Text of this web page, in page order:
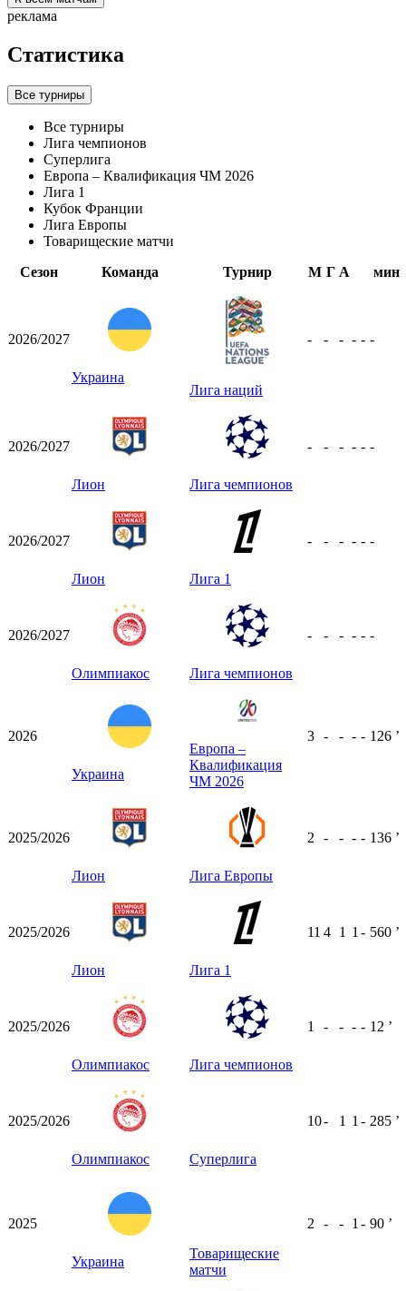
реклама
Статистика
Все турниры
Все турниры
Лига чемпионов
Суперлига
Европа – Квалификация ЧМ 2026
Лига 1
Кубок Франции
Лига Европы
Товарищеские матчи
Сезон
Команда Турнир М Г А мин
2026/2027
Украина
Лига наций
- - - - - -
2026/2027
Лион Лига чемпионов
- - - - - -
2026/2027
Лион Лига 1
- - - - - -
2026/2027
Олимпиакос Лига чемпионов
- - - - - -
2026
Украина
Европа –
Квалификация
ЧМ 2026
3 - - - - 126 ʼ
2025/2026
Лион Лига Европы
2 - - - - 136 ʼ
2025/2026
Лион Лига 1
11 4 1 1 - 560 ʼ
2025/2026
Олимпиакос Лига чемпионов
1 - - - - 12 ʼ
2025/2026
Олимпиакос Суперлига
10- 1 1 - 285 ʼ
2025
Украина
Товарищеские
матчи
2 - - 1 - 90 ʼ